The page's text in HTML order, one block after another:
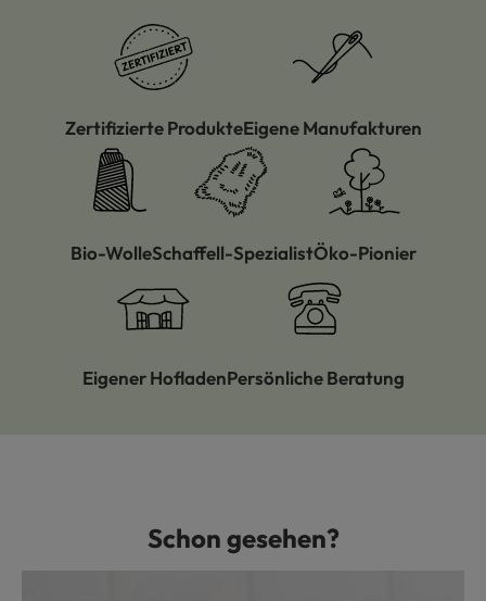
Zertifizierte ProdukteEigene Manufakturen
Bio-WolleSchaffell-SpezialistÖko-Pionier
Eigener HofladenPersönliche Beratung
Produktgalerie überspringenSchon gesehen?